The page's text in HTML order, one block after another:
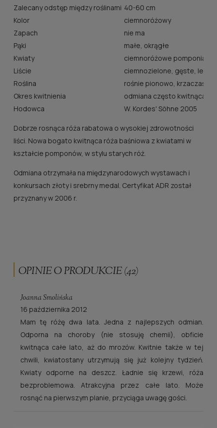
Zalecany odstęp między roślinami 40-60 cm
Kolor
ciemnoróżowy
Zapach
nie ma
Pąki
małe, okrągłe
Kwiaty
ciemnoróżowe
Liście
ciemnozielone, gęste, lekko
Roślina
rośnie pionowo,
Okres kwitnienia
odmiana często kwitnąca
Hodowca
W. Kordes' Söhne 2005
Dobrze rosnąca róża rabatowa o wysokiej zdrowotności
liści. Nowa bogato kwitnąca róża baśniowa z kwiatami w
kształcie pomponów, w stylu starych róż.
Odmiana otrzymała na międzynarodowych wystawach i
konkursach złoty i srebrny medal. Certyfikat ADR został
przyznany w 2006 r.
OPINIE O PRODUKCIE (42)
Joanna Smolińska
16 października 2012
Mam tę różę dwa lata. Jedna z najlepszych odmian.
Odporna na choroby (nie stosuję chemii), obficie
kwitnąca całe lato, aż do mrozów. Kwitnie także w tej
chwili, kwiatostany utrzymują się już kolejny tydzień.
Kwiaty odporne na deszcz. Ładnie się krzewi, róża
bezproblemowa. Atrakcyjna przez całe lato. Może
rosnąć na pierwszym planie, przyciąga uwagę gości.